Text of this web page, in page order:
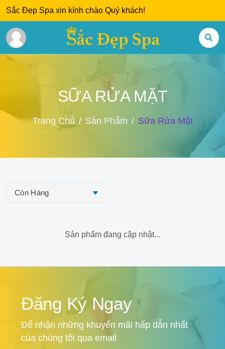
Sắc Đẹp Spa xin kính chào Quý khách!
SỮA RỬA MẶT
Trang Chủ Sản Phẩm Sữa Rửa Mặt
Sản phẩm đang cập nhật...
Đăng Ký Ngay
Để nhận những khuyến mãi hấp dẫn nhất
của chúng tôi qua email